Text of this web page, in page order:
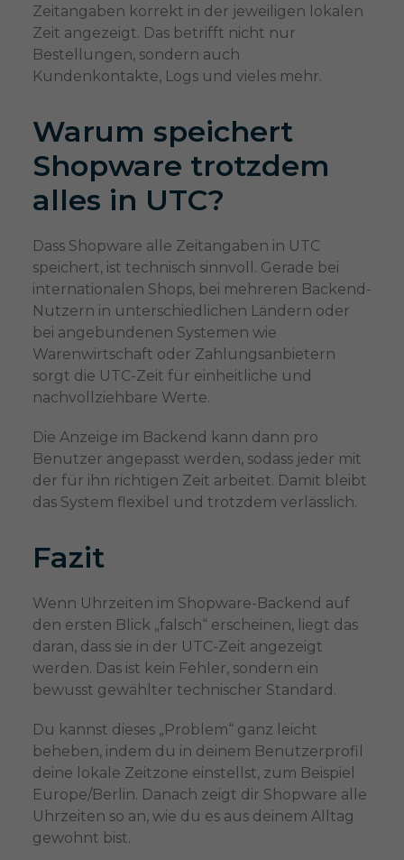
Zeitangaben korrekt in der jeweiligen lokalen
Zeit angezeigt. Das betrifft nicht nur
Bestellungen, sondern auch
Kundenkontakte, Logs und vieles mehr.
Warum speichert
Shopware trotzdem
alles in UTC?
Dass Shopware alle Zeitangaben in UTC
speichert, ist technisch sinnvoll. Gerade bei
internationalen Shops, bei mehreren Backend-
Nutzern in unterschiedlichen Ländern oder
bei angebundenen Systemen wie
Warenwirtschaft oder Zahlungsanbietern
sorgt die UTC-Zeit für einheitliche und
nachvollziehbare Werte.
Die Anzeige im Backend kann dann pro
Benutzer angepasst werden, sodass jeder mit
der für ihn richtigen Zeit arbeitet. Damit bleibt
das System flexibel und trotzdem verlässlich.
Fazit
Wenn Uhrzeiten im Shopware-Backend auf
den ersten Blick „falsch“ erscheinen, liegt das
daran, dass sie in der UTC-Zeit angezeigt
werden. Das ist kein Fehler, sondern ein
bewusst gewählter technischer Standard.
Du kannst dieses „Problem“ ganz leicht
beheben, indem du in deinem Benutzerprofil
deine lokale Zeitzone einstellst, zum Beispiel
Europe/Berlin. Danach zeigt dir Shopware alle
Uhrzeiten so an, wie du es aus deinem Alltag
gewohnt bist.